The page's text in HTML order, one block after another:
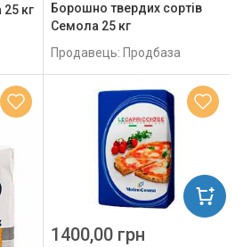
кг
Борошно твердих сортів
Семола 25 кг
Продавець: Продбаза
1400,00 грн